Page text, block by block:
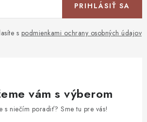
s podmienkami ochrany osobných údajov
PRIHLÁSIŤ SA
vám s výberom
s niečím poradiť? Sme tu pre vás!